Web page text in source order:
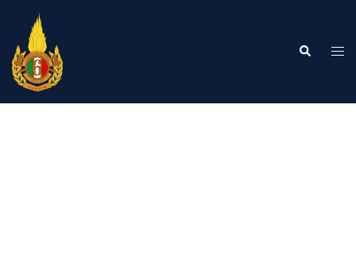
contenido
Buscar